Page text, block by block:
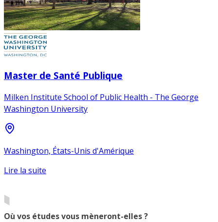
Master de Santé Publique
Milken Institute School of Public Health - The George
Washington University
Washington, États-Unis d'Amérique
Lire la suite
Où vos études vous mèneront-elles ?